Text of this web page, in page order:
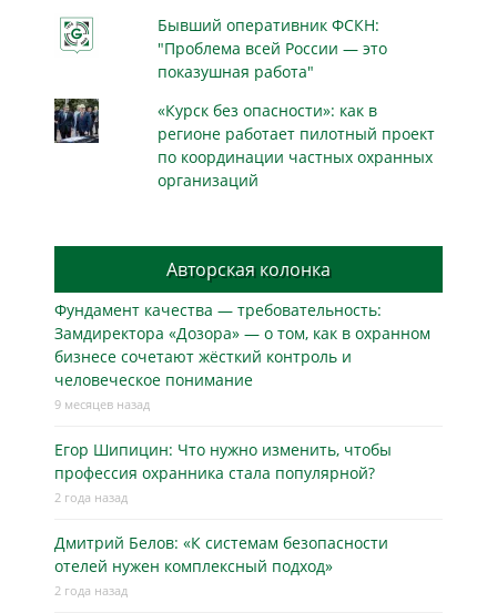
Бывший оперативник ФСКН:
"Проблема всей России — это
показушная работа"
«Курск без опасности»: как в
регионе работает пилотный проект
по координации частных охранных
организаций
Авторская колонка
Фундамент качества — требовательность:
Замдиректора «Дозора» — о том, как в охранном
бизнесe сочетают жёсткий контроль и
человеческое понимание
9 месяцев назад
Егор Шипицин: Что нужно изменить, чтобы
профессия охранника стала популярной?
2 года назад
Дмитрий Белов: «К системам безопасности
отелей нужен комплексный подход»
2 года назад